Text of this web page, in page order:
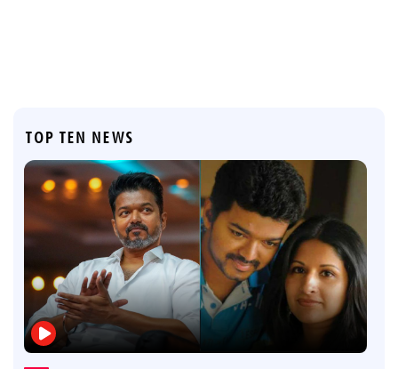
TOP TEN NEWS